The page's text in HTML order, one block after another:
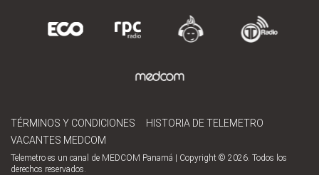
TÉRMINOS Y CONDICIONES
HISTORIA DE TELEMETRO
VACANTES MEDCOM
Telemetro es un canal de MEDCOM Panamá | Copyright © 2026. Todos los
derechos reservados.